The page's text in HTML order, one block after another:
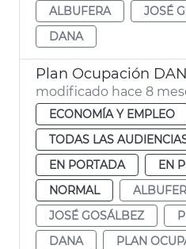
ALBUFERA
JOSÉ
DANA
Plan Ocupación
modificado hace 8
ECONOMÍA Y EMPLEO
TODAS LAS
EN PORTADA
EN
NORMAL
JOSÉ GOSÁLBEZ
DANA
PLAN